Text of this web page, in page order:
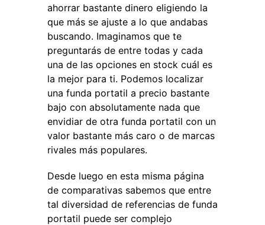
ahorrar bastante dinero eligiendo la
que más se ajuste a lo que andabas
buscando. Imaginamos que te
preguntarás de entre todas y cada
una de las opciones en stock cuál es
la mejor para ti. Podemos localizar
una funda portatil a precio bastante
bajo con absolutamente nada que
envidiar de otra funda portatil con un
valor bastante más caro o de marcas
rivales más populares.
Desde luego en esta misma página
de comparativas sabemos que entre
tal diversidad de referencias de funda
portatil puede ser complejo